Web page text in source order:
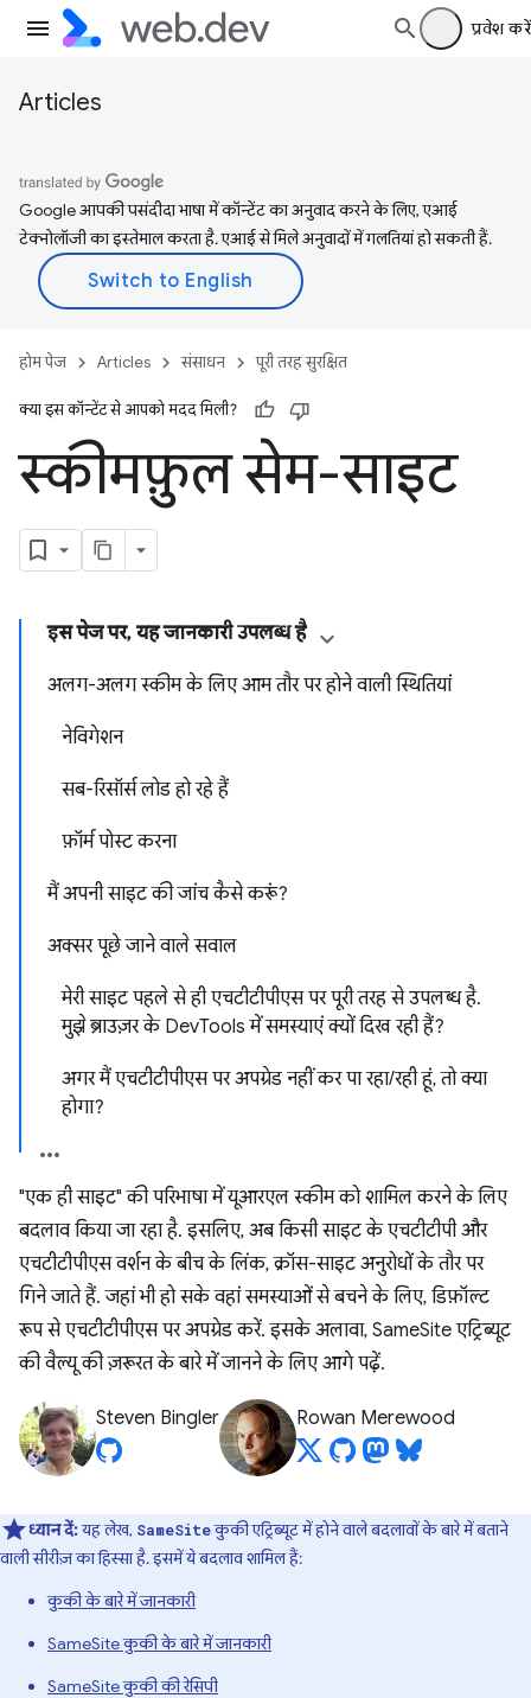
प्रवेश करें
Articles
Google आपकी पसंदीदा भाषा में कॉन्टेंट का अनुवाद करने के लिए, एआई
टेक्नोलॉजी का इस्तेमाल करता है. एआई से मिले अनुवादों में गलतियां हो सकती हैं.
होम पेज Articles संसाधन पूरी तरह सुरक्षित
क्या इस कॉन्टेंट से आपको मदद मिली?
स्कीमफ़ुल सेम-साइट
इस पेज पर, यह जानकारी उपलब्ध है
अलग-अलग स्कीम के लिए आम तौर पर होने वाली स्थितियां
नेविगेशन
सब-रिसॉर्स लोड हो रहे हैं
फ़ॉर्म पोस्ट करना
मैं अपनी साइट की जांच कैसे करूं?
अक्सर पूछे जाने वाले सवाल
मेरी साइट पहले से ही एचटीटीपीएस पर पूरी तरह से उपलब्ध है.
मुझे ब्राउज़र के DevTools में समस्याएं क्यों दिख रही हैं?
अगर मैं एचटीटीपीएस पर अपग्रेड नहीं कर पा रहा/रही हूं, तो क्या
होगा?
"एक ही साइट" की परिभाषा में यूआरएल स्कीम को शामिल करने के लिए
बदलाव किया जा रहा है. इसलिए, अब किसी साइट के एचटीटीपी और
एचटीटीपीएस वर्शन के बीच के लिंक, क्रॉस-साइट अनुरोधों के तौर पर
गिने जाते हैं. जहां भी हो सके वहां समस्याओं से बचने के लिए, डिफ़ॉल्ट
रूप से एचटीटीपीएस पर अपग्रेड करें. इसके अलावा, SameSite एट्रिब्यूट
की वैल्यू की ज़रूरत के बारे में जानने के लिए आगे पढ़ें.
Steven Bingler Rowan Merewood
ध्यान दें:यह लेख, SameSiteकुकी एट्रिब्यूट में होने वाले बदलावों के बारे में बताने
वाली सीरीज़ का हिस्सा है. इसमें ये बदलाव शामिल हैं:
कुकी के बारे में जानकारी
SameSite कुकी के बारे में जानकारी
SameSite कुकी की रेसिपी